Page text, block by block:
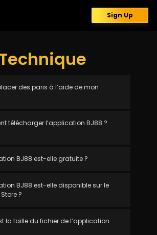
Sign Up
des paris à l’aide de mon
télécharger l’application BJ88 ?
BJ88 est-elle gratuite ?
BJ88 est-elle disponible sur le
?
la taille du fichier de l’application